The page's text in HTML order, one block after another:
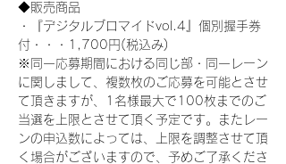
◆販売商品
・『デジタルブロマイドvol.4』個別握手券
付・・・1,700円(税込み)
※同一応募期間における同じ部・同一レーン
に関しまして、複数枚のご応募を可能とさせ
て頂きますが、1名様最大で100枚までのご
当選を上限とさせて頂く予定です。またレー
ンの申込数によっては、上限を調整させて頂
く場合がございますので、予めご了承くださ